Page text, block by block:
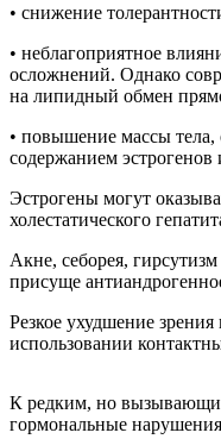
• снижение
• неблагоприятное
осложнений. Однако
на липидный обмен
• повышение массы
содержанием эстрогенов
Эстрогены могут
холестатического
Акне, себорея,
присуще
Резкое ухудшение
использовании
К редким, но
гормональные